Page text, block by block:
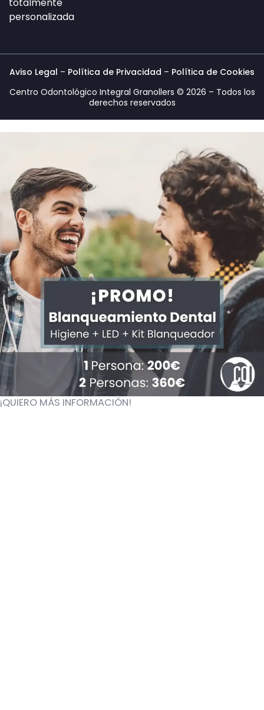
personalizada
Aviso Legal – Política de Privacidad – Política de Cookies
Centro Odontológico Integral Granollers © 2026 – Todos los
derechos reservados
¡QUIERO MÁS INFORMACIÓN!